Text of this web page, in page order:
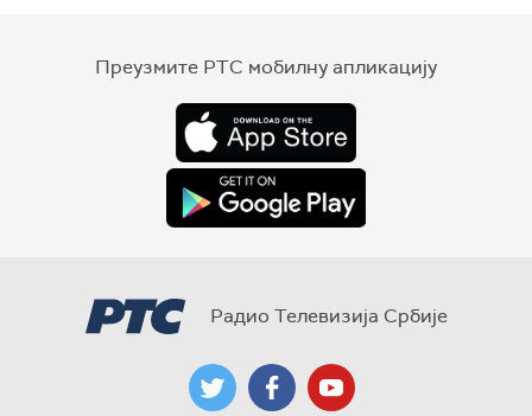
Преузмите РТС мобилну апликацију
Радио Телевизија Србије